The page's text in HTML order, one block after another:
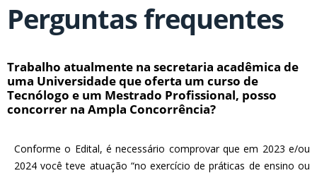
Perguntas frequentes
Trabalho atualmente na secretaria acadêmica de
uma Universidade que oferta um curso de
Tecnólogo e um Mestrado Profissional, posso
concorrer na Ampla Concorrência?
Conforme o Edital, é necessário comprovar que em 2023 e/ou
2024 você teve atuação “no exercício de práticas de ensino ou